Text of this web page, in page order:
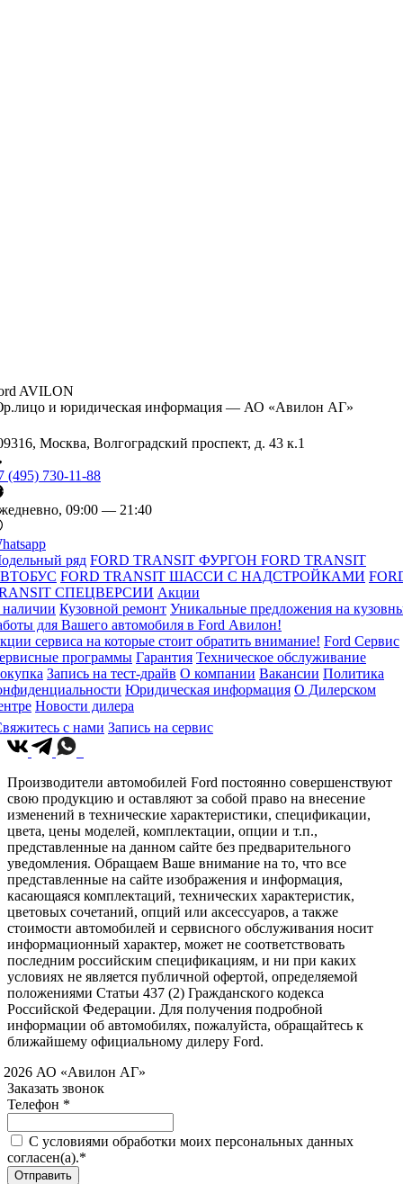
AVILON
и юридическая информация — АО «Авилон АГ»
Москва, Волгоградский проспект, д. 43 к.1
(495) 730-11-88
09:00 — 21:40
ряд FORD TRANSIT ФУРГОН FORD TRANSIT
FORD TRANSIT ШАССИ С НАДСТРОЙКАМИ
СПЕЦВЕРСИИ Акции
Кузовной ремонт Уникальные предложения на
для Вашего автомобиля в Ford Авилон!
сервиса на которые стоит обратить внимание! Ford Сервис
программы Гарантия Техническое обслуживание
Запись на тест-драйв О компании Вакансии Политика
Юридическая информация О Дилерском
Новости дилера
с нами Запись на сервис
Производители автомобилей Ford постоянно совершенствуют
свою продукцию и оставляют за собой право на внесение
изменений в технические характеристики, спецификации,
цвета, цены моделей, комплектации, опции и т.п.,
представленные на данном сайте без предварительного
уведомления. Обращаем Ваше внимание на то, что все
представленные на сайте изображения и информация,
касающаяся комплектаций, технических характеристик,
цветовых сочетаний, опций или аксессуаров, а также
стоимости автомобилей и сервисного обслуживания носит
информационный характер, может не соответствовать
последним российским спецификациям, и ни при каких
условиях не является публичной офертой, определяемой
положениями Статьи 437 (2) Гражданского кодекса
Российской Федерации. Для получения подробной
информации об автомобилях, пожалуйста, обращайтесь к
ближайшему официальному дилеру Ford.
АО «Авилон АГ»
Заказать звонок
Телефон *
C условиями обработки моих персональных данных
согласен(а).*